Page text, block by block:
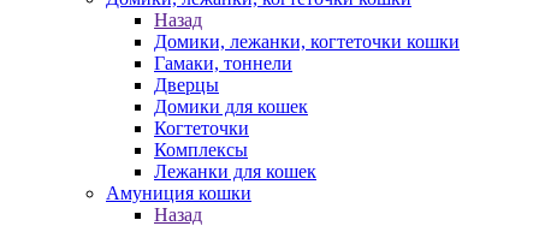
Назад
Домики, лежанки, когтеточки кошки
Гамаки, тоннели
Дверцы
Домики для кошек
Когтеточки
Комплексы
Лежанки для кошек
Амуниция кошки
Назад